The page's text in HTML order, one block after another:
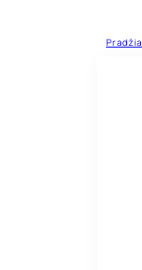
Pradžia